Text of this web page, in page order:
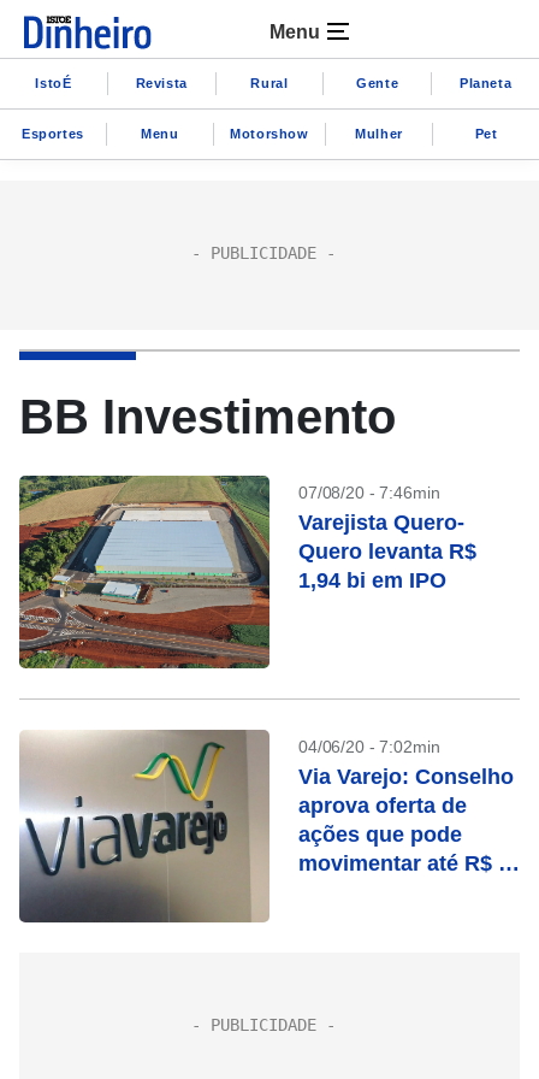
Menu
IstoÉ Revista Rural Gente Planeta
Esportes Menu Motorshow Mulher Pet
BB Investimento
07/08/20 - 7:46min
Varejista Quero-
Quero levanta R$
1,94 bi em IPO
04/06/20 - 7:02min
Via Varejo: Conselho
aprova oferta de
ações que pode
movimentar até R$ 4